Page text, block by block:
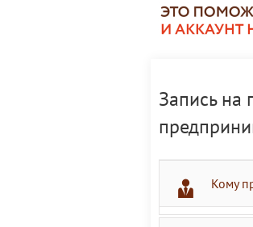
Запись
Кому